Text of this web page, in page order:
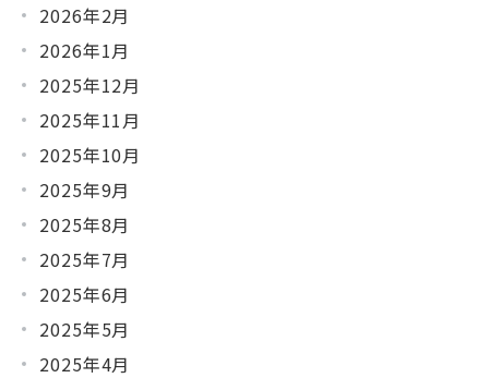
2026年2月
2026年1月
2025年12月
2025年11月
2025年10月
2025年9月
2025年8月
2025年7月
2025年6月
2025年5月
2025年4月